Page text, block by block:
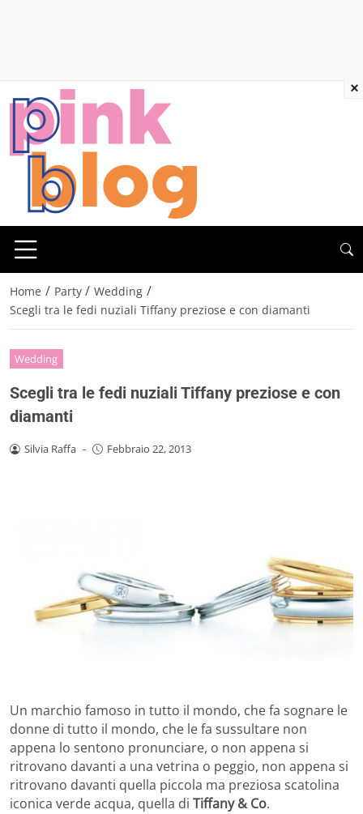
Home / Party / Wedding /
Scegli tra le fedi nuziali Tiffany preziose e con diamanti
Wedding
Scegli tra le fedi nuziali Tiffany preziose e con
diamanti
Silvia Raffa - Febbraio 22, 2013
Un marchio famoso in tutto il mondo, che fa sognare le
donne di tutto il mondo, che le fa sussultare non
appena lo sentono pronunciare, o non appena si
ritrovano davanti a una vetrina o peggio, non appena si
ritrovano davanti quella piccola ma preziosa scatolina
iconica verde acqua, quella di Tiffany & Co.
×